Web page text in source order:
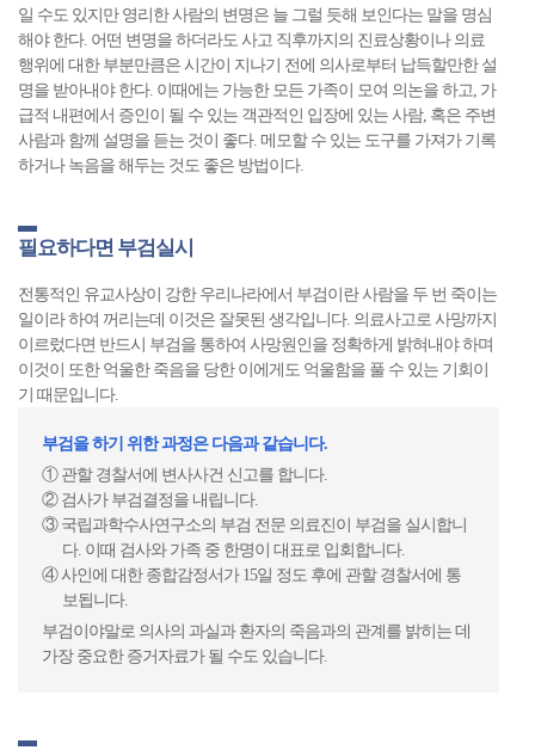
일 수도 있지만 영리한 사람의 변명은 늘 그럴 듯해 보인다는 말을 명심
해야 한다. 어떤 변명을 하더라도 사고 직후까지의 진료상황이나 의료
행위에 대한 부분만큼은 시간이 지나기 전에 의사로부터 납득할만한 설
명을 받아내야 한다. 이때에는 가능한 모든 가족이 모여 의논을 하고, 가
급적 내편에서 증인이 될 수 있는 객관적인 입장에 있는 사람, 혹은 주변
사람과 함께 설명을 듣는 것이 좋다. 메모할 수 있는 도구를 가져가 기록
하거나 녹음을 해두는 것도 좋은 방법이다.
필요하다면 부검실시
전통적인 유교사상이 강한 우리나라에서 부검이란 사람을 두 번 죽이는
일이라 하여 꺼리는데 이것은 잘못된 생각입니다. 의료사고로 사망까지
이르렀다면 반드시 부검을 통하여 사망원인을 정확하게 밝혀내야 하며
이것이 또한 억울한 죽음을 당한 이에게도 억울함을 풀 수 있는 기회이
기 때문입니다.
부검을 하기 위한 과정은 다음과 같습니다.
① 관할 경찰서에 변사사건 신고를 합니다.
② 검사가 부검결정을 내립니다.
③ 국립과학수사연구소의 부검 전문 의료진이 부검을 실시합니
다. 이때 검사와 가족 중 한명이 대표로 입회합니다.
④ 사인에 대한 종합감정서가 15일 정도 후에 관할 경찰서에 통
보됩니다.
부검이야말로 의사의 과실과 환자의 죽음과의 관계를 밝히는 데
가장 중요한 증거자료가 될 수도 있습니다.